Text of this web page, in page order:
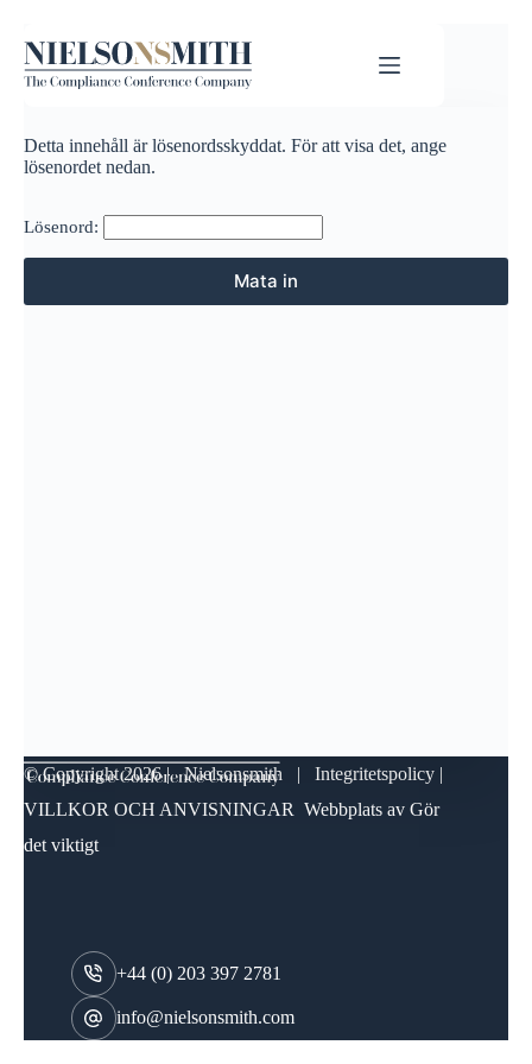
Detta innehåll är lösenordsskyddat. För att visa det, ange
lösenordet nedan.
Lösenord:
© Copyright2026 | Nielsonsmith | Integritetspolicy |
VILLKOR OCH ANVISNINGAR Webbplats av Gör
det viktigt
+44 (0) 203 397 2781
info@nielsonsmith.com